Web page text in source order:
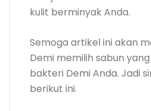
kulit berminyak Anda.
Semoga artikel ini akan
Demi memilih sabun
bakteri Demi Anda. Jadi
berikut ini.